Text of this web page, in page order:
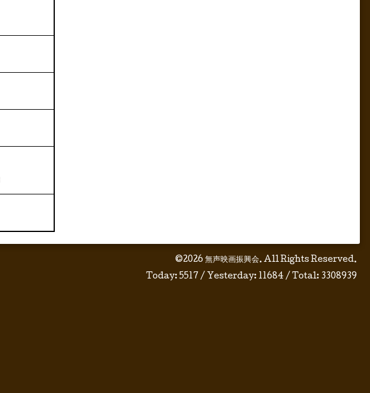
©2026 無声映画振興会. All Rights Reserved.
Today: 5517 / Yesterday: 11684 / Total: 3308939